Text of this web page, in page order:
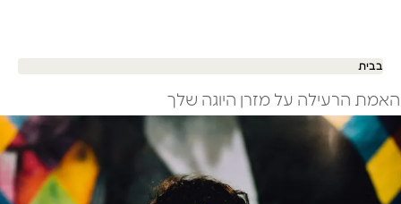
בבית
האמת הרעילה על מזרן היוגה שלך